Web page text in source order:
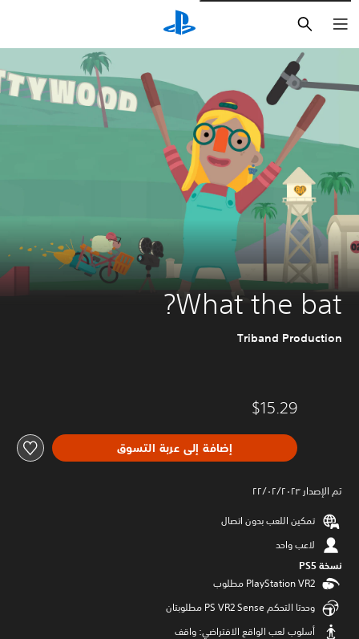
What the bat?
Triband Production
$15.29
إضافة إلى عربة التسوق
تم الإصدار ٢٢/٠٢/٢٠٢٣
تمكين اللعب بدون اتصال
لاعب واحد
نسخة PS5‏
وحدتا التحكم PS VR2 Sense مطلوبتان
أسلوب لعب الواقع الافتراضي: واقف